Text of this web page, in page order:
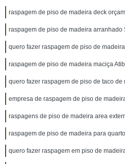
raspagem de piso de madeira deck
raspagem de piso de madeira arranhado
quero fazer raspagem de piso de
raspagem de piso de madeira maciça
quero fazer raspagem de piso de taco de
empresa de raspagem de piso de
raspagens de piso de madeira area
raspagem de piso de madeira para
quero fazer raspagem em piso de